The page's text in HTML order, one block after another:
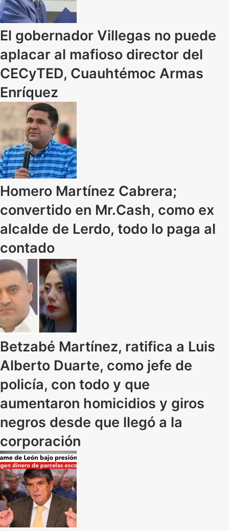
El gobernador Villegas no puede
aplacar al mafioso director del
CECyTED, Cuauhtémoc Armas
Enríquez
Homero Martínez Cabrera;
convertido en Mr.Cash, como ex
alcalde de Lerdo, todo lo paga al
contado
Betzabé Martínez, ratifica a Luis
Alberto Duarte, como jefe de
policía, con todo y que
aumentaron homicidios y giros
negros desde que llegó a la
corporación